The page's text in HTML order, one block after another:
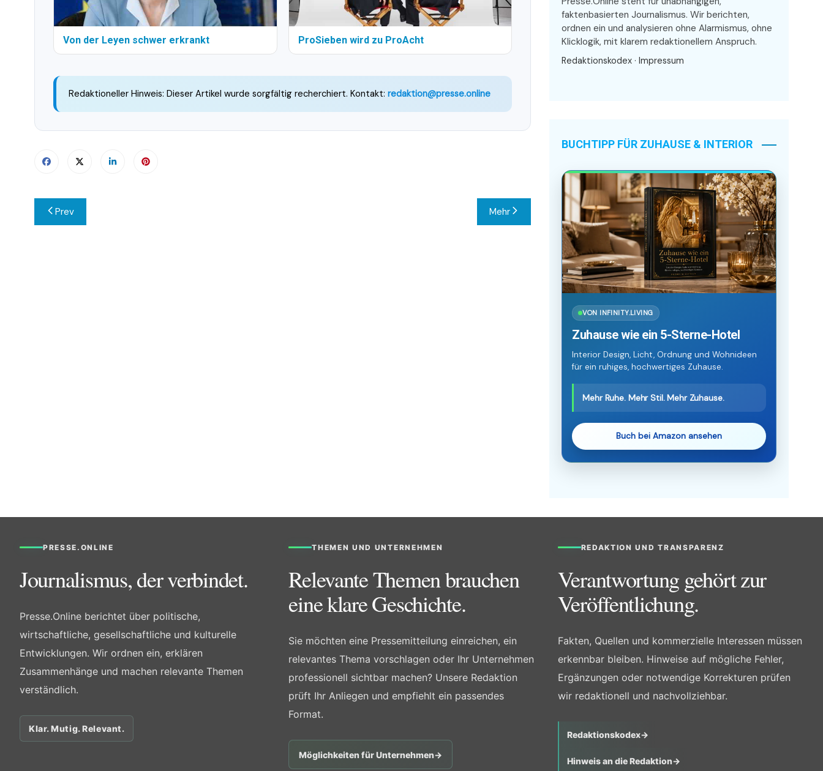
Von der Leyen schwer erkrankt ProSieben wird zu ProAcht
Redaktioneller Hinweis: Dieser Artikel wurde sorgfältig recherchiert. Kontakt: redaktion@presse.online
Beitragsnavigation
Prev Mehr
faktenbasierten Journalismus. Wir berichten,
ordnen ein und analysieren ohne Alarmismus, ohne
Klicklogik, mit klarem redaktionellem Anspruch.
Redaktionskodex · Impressum
BUCHTIPP FÜR ZUHAUSE & INTERIOR
VON INFINITY.LIVING
Zuhause wie ein 5-Sterne-Hotel
Interior Design, Licht, Ordnung und Wohnideen
für ein ruhiges, hochwertiges Zuhause.
Mehr Ruhe. Mehr Stil. Mehr Zuhause.
Buch bei Amazon ansehen
PRESSE.ONLINE
Journalismus, der verbindet.
Presse.Online berichtet über politische,
wirtschaftliche, gesellschaftliche und kulturelle
Entwicklungen. Wir ordnen ein, erklären
Zusammenhänge und machen relevante Themen
verständlich.
Klar. Mutig. Relevant.
THEMEN UND UNTERNEHMEN
Relevante Themen brauchen
eine klare Geschichte.
Sie möchten eine Pressemitteilung einreichen, ein
relevantes Thema vorschlagen oder Ihr Unternehmen
professionell sichtbar machen? Unsere Redaktion
prüft Ihr Anliegen und empfiehlt ein passendes
Format.
Möglichkeiten für Unternehmen→
REDAKTION UND TRANSPARENZ
Verantwortung gehört zur
Veröffentlichung.
Fakten, Quellen und kommerzielle Interessen müssen
erkennbar bleiben. Hinweise auf mögliche Fehler,
Ergänzungen oder notwendige Korrekturen prüfen
wir redaktionell und nachvollziehbar.
Redaktionskodex→
Hinweis an die Redaktion→